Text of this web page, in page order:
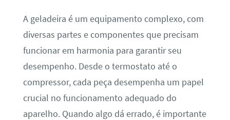
A geladeira é um equipamento complexo, com
diversas partes e componentes que precisam
funcionar em harmonia para garantir seu
desempenho. Desde o termostato até o
compressor, cada peça desempenha um papel
crucial no funcionamento adequado do
aparelho. Quando algo dá errado, é importante